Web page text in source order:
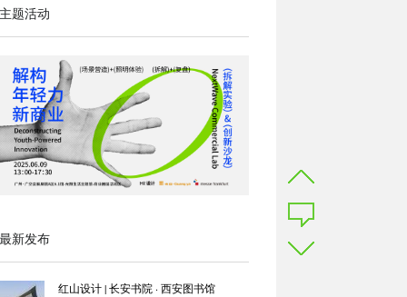
题活动
新发布
红山设计 | 长安书院 · 西安图书馆